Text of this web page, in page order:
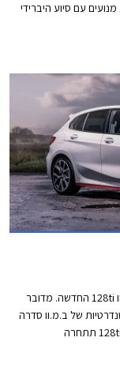
עם סיוע היברידי
דלק מוטורס, יבואנית ב.מ.וו, משיקה בישראל את ב.מ.וו 128ti החדשה. מדובר
של ב.מ.וו סדרה
1 לב.מ.וו M135 xDrive העומדת בראש ההיצע. ב.מ.וו 128ti תתחרה